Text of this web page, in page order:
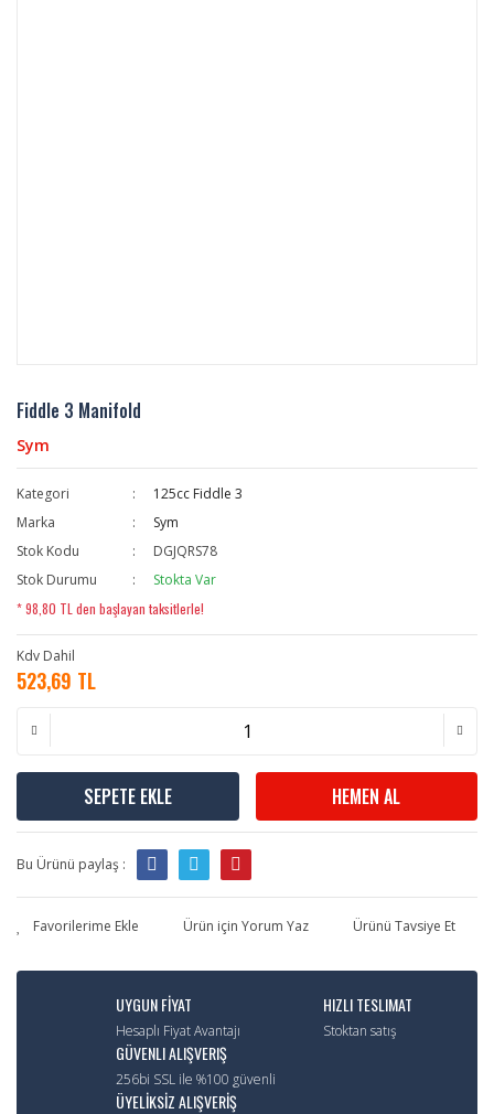
Fiddle 3 Manifold
Sym
Kategori
125cc Fiddle 3
Marka
Sym
Stok Kodu
DGJQRS78
Stok Durumu
Stokta Var
* 98,80 TL den başlayan taksitlerle!
Kdv Dahil
523,69 TL
SEPETE EKLE HEMEN AL
Bu Ürünü paylaş :
Ürün için Yorum Yaz Ürünü Tavsiye Et
UYGUN FİYAT
Hesaplı Fiyat Avantajı
HIZLI TESLIMAT
Stoktan satış
GÜVENLI ALIŞVERIŞ
256bi SSL ile %100 güvenli
ÜYELİKSİZ ALIŞVERİŞ